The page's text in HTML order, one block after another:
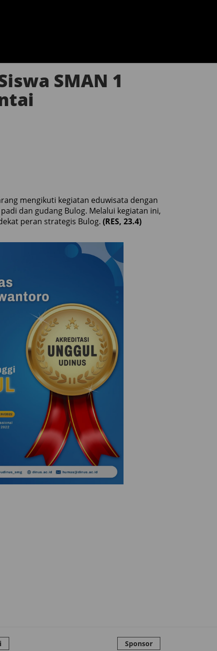
SMAN 1
mengikuti kegiatan eduwisata dengan
dan gudang Bulog. Melalui kegiatan ini,
peran strategis Bulog. (RES, 23.4)
Sponsor